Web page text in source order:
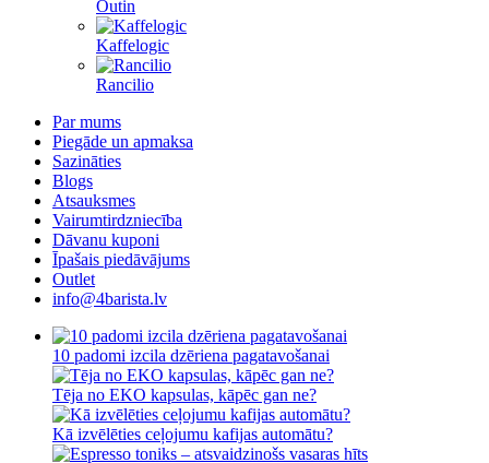
Outin
Kaffelogic
Rancilio
Par mums
Piegāde un apmaksa
Sazināties
Blogs
Atsauksmes
Vairumtirdzniecība
Dāvanu kuponi
Īpašais piedāvājums
Outlet
info@4barista.lv
10 padomi izcila dzēriena pagatavošanai
Tēja no EKO kapsulas, kāpēc gan ne?
Kā izvēlēties ceļojumu kafijas automātu?